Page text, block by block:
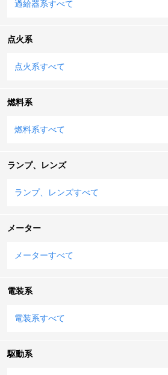
過給器系すべて
点火系
点火系すべて
燃料系
燃料系すべて
ランプ、レンズ
ランプ、レンズすべて
メーター
メーターすべて
電装系
電装系すべて
駆動系